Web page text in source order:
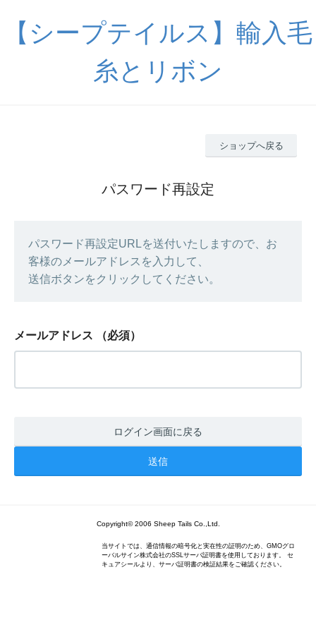
【シープテイルス】輸入毛
糸とリボン
ショップへ戻る
パスワード再設定
パスワード再設定URLを送付いたしますので、お
客様のメールアドレスを入力して、
送信ボタンをクリックしてください。
メールアドレス （必須）
ログイン画面に戻る
Copyright© 2006 Sheep Tails Co.,Ltd.
当サイトでは、通信情報の暗号化と実在性の証明のため、GMOグロ
ーバルサイン株式会社のSSLサーバ証明書を使用しております。 セ
キュアシールより、サーバ証明書の検証結果をご確認ください。